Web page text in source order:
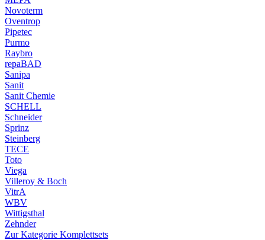
Novoterm
Oventrop
Pipetec
Purmo
Raybro
repaBAD
Sanipa
Sanit
Sanit Chemie
SCHELL
Schneider
Sprinz
Steinberg
TECE
Toto
Viega
Villeroy & Boch
VitrA
WBV
Wittigsthal
Zehnder
Zur Kategorie Komplettsets